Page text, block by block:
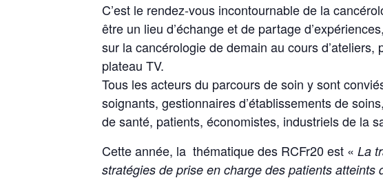
C’est le rendez-vous incontournable de la
être un lieu d’échange et de partage
sur la cancérologie de demain au cours d’ateliers,
plateau TV.
Tous les acteurs du parcours de soin y sont
soignants, gestionnaires d’établissements de
de santé, patients, économistes, industriels de la
Cette année, la thématique des RCFr20 est « La
stratégies de prise en charge des patients atteints